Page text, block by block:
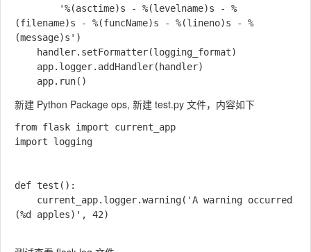
(filename)s - %(funcName)s - %(lineno)s - %
(message)s')
新建 Python Package ops, 新建 test.py 文件，内容如下
from flask import current_app
import logging
def test():
(%d apples)', 42)